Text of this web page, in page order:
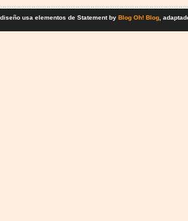
usa elementos de Statement by Blog Oh! Blog,